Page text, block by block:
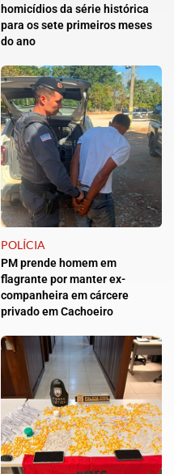
homicídios da série histórica
para os sete primeiros meses
do ano
POLÍCIA
PM prende homem em
flagrante por manter ex-
companheira em cárcere
privado em Cachoeiro